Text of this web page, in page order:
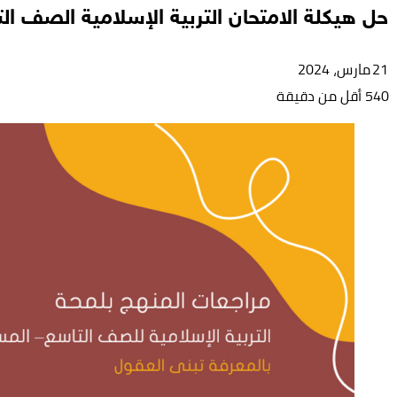
حل هيكلة الامتحان التربية الإسلامية الصف
21 مارس، 2024
540أقل من دقيقة